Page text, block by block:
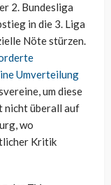
2. Bundesliga
in die 3. Liga
Nöte stürzen.
Umverteilung
um diese
nicht überall auf
wo
Kritik